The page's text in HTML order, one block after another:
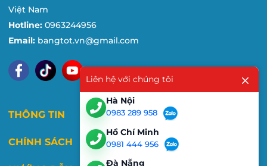
Việt Nam
Hotline: 0963244956
Email: bangtot.vn@gmail.com
THÔNG TIN
CHÍNH SÁCH
Liên hệ với chúng tôi
Hà Nội
0983 289 958
Hồ Chí Minh
0981 444 956
Đà Nẵng